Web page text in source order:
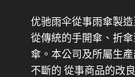
优驰雨伞從事雨傘製
從傳統的手開傘、折
傘。本公司及所屬生
不斷的 從事商品的改